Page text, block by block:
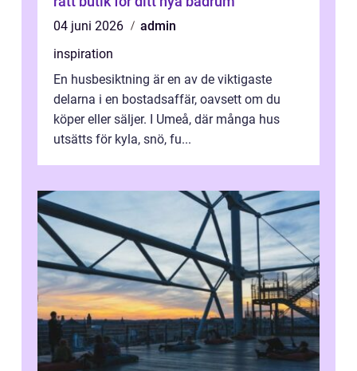
04 juni 2026
admin
inspiration
En husbesiktning är en av de viktigaste
delarna i en bostadsaffär, oavsett om du
köper eller säljer. I Umeå, där många hus
utsätts för kyla, snö, fu...